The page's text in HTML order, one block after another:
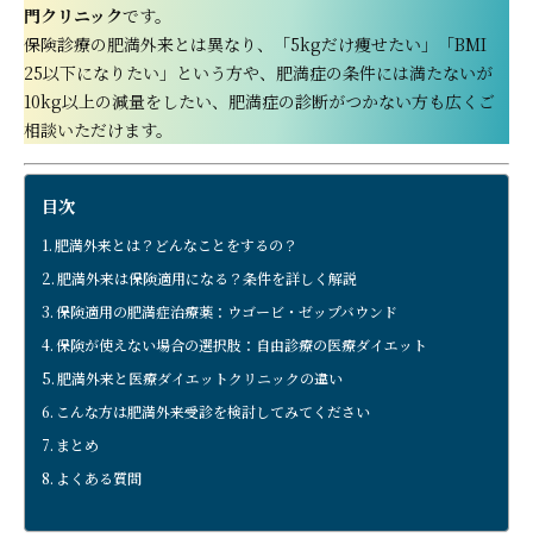
門クリニックです。
保険診療の肥満外来とは異なり、「5kgだけ痩せたい」「BMI
25以下になりたい」という方や、肥満症の条件には満たないが
10kg以上の減量をしたい、肥満症の診断がつかない方も広くご
相談いただけます。
目次
肥満外来とは？どんなことをするの？
肥満外来は保険適用になる？条件を詳しく解説
保険適用の肥満症治療薬：ウゴービ・ゼップバウンド
保険が使えない場合の選択肢：自由診療の医療ダイエット
肥満外来と医療ダイエットクリニックの違い
こんな方は肥満外来受診を検討してみてください
まとめ
よくある質問